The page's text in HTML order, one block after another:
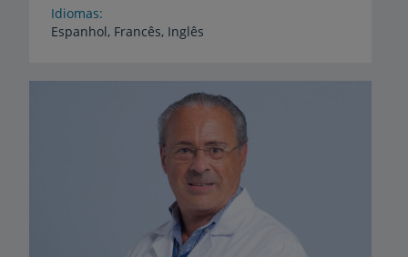
Idiomas
Espanhol, Francês, Inglês